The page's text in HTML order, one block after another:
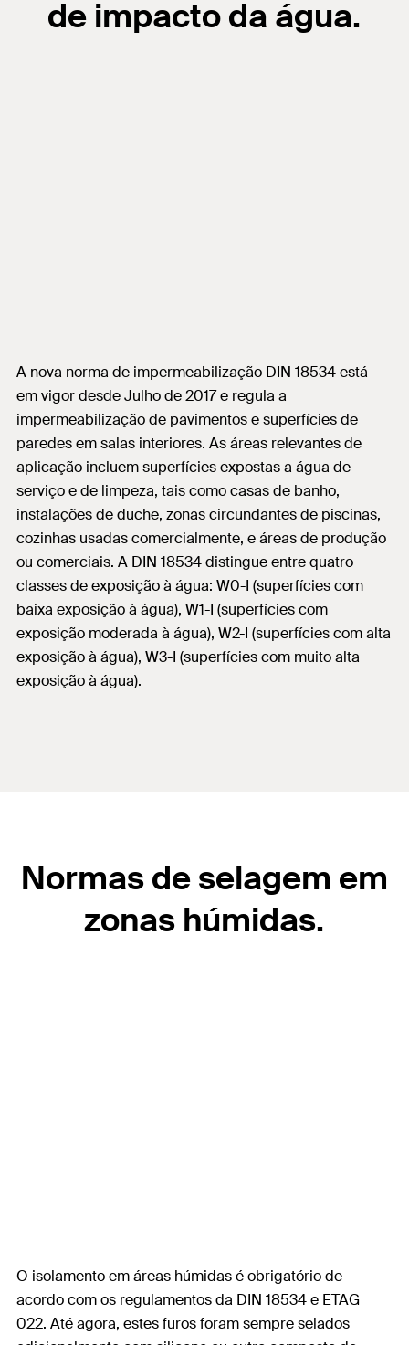
de impacto da água.
A nova norma de impermeabilização DIN 18534 está
em vigor desde Julho de 2017 e regula a
impermeabilização de pavimentos e superfícies de
paredes em salas interiores. As áreas relevantes de
aplicação incluem superfícies expostas a água de
serviço e de limpeza, tais como casas de banho,
instalações de duche, zonas circundantes de piscinas,
cozinhas usadas comercialmente, e áreas de produção
ou comerciais. A DIN 18534 distingue entre quatro
classes de exposição à água: W0-I (superfícies com
baixa exposição à água), W1-I (superfícies com
exposição moderada à água), W2-I (superfícies com alta
exposição à água), W3-I (superfícies com muito alta
exposição à água).
Normas de selagem em
zonas húmidas.
O isolamento em áreas húmidas é obrigatório de
acordo com os regulamentos da DIN 18534 e ETAG
022. Até agora, estes furos foram sempre selados